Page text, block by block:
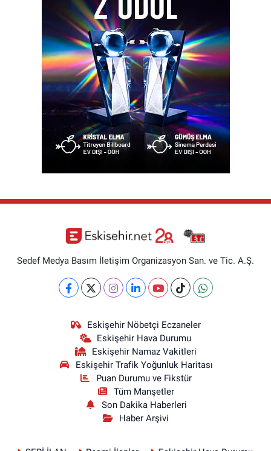
Sedef Medya Basım İletişim Organizasyon San. ve Tic. A.Ş.
Eskişehir Nöbetçi Eczaneler
Eskişehir Hava Durumu
Eskişehir Namaz Vakitleri
Eskişehir Trafik Yoğunluk Haritası
Puan Durumu ve Fikstür
Tüm Manşetler
Son Dakika Haberleri
Haber Arşivi